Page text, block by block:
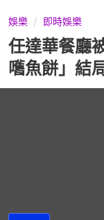
娛樂 即時娛樂
任達華餐廳
嚿魚餅」結